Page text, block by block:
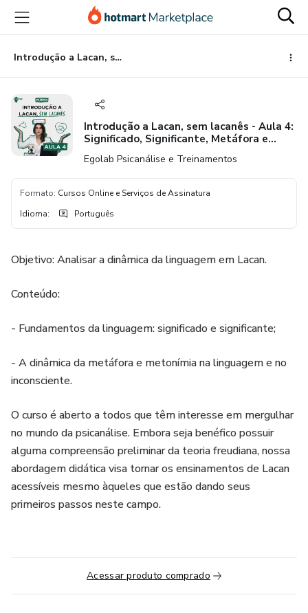
para
conteúdo
principal
para
pagamento
para
rodapé
Introdução a Lacan, sem lacanês - Aula 4: Significado, Significante, Metáfora e Metonímia
Introdução a Lacan, sem lacanês - Aula 4:
Significado, Significante, Metáfora e
Egolab Psicanálise e Treinamentos
Formato: Cursos Online e Serviços de Assinatura
Idioma: Português
Objetivo: Analisar a dinâmica da linguagem em Lacan.
Conteúdo:
- Fundamentos da linguagem: significado e significante;
- A dinâmica da metáfora e metonímia na linguagem e no
inconsciente.
O curso é aberto a todos que têm interesse em mergulhar
no mundo da psicanálise. Embora seja benéfico possuir
alguma compreensão preliminar da teoria freudiana, nossa
abordagem didática visa tornar os ensinamentos de Lacan
acessíveis mesmo àqueles que estão dando seus
primeiros passos neste campo.
Acessar produto comprado